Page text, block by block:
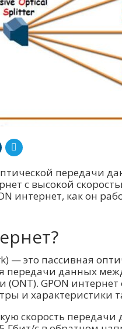
передачи
с высокой
интернет, как он
— это пассивная
передачи данных
GPON
и характеристики
скорость